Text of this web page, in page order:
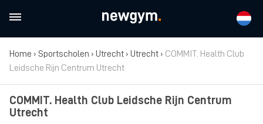
Home › Sportscholen › Utrecht › Utrecht › COMMIT. Health Club
Leidsche Rijn Centrum Utrecht
COMMIT. Health Club Leidsche Rijn Centrum
Utrecht